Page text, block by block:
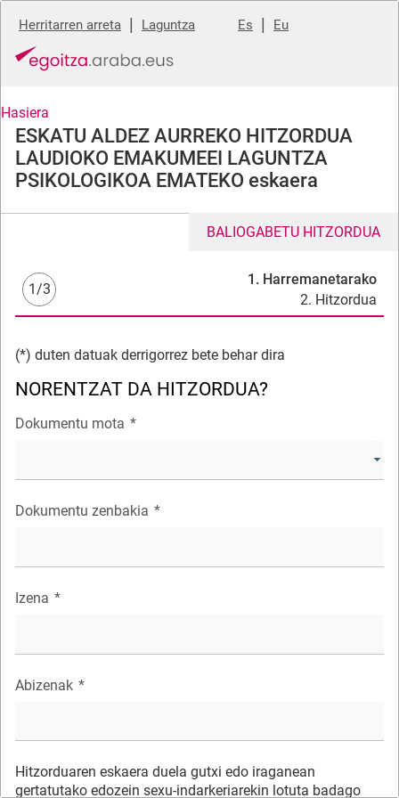
Herritarren arreta Laguntza Es Eu
Hasiera
ESKATU ALDEZ AURREKO HITZORDUA
LAUDIOKO EMAKUMEEI LAGUNTZA
PSIKOLOGIKOA EMATEKO eskaera
BALIOGABETU HITZORDUA
1/3
1. Harremanetarako
2. Hitzordua
(*) duten datuak derrigorrez bete behar dira
NORENTZAT DA HITZORDUA?
Dokumentu mota *
Dokumentu zenbakia *
Izena *
Abizenak *
Hitzorduaren eskaera duela gutxi edo iraganean
gertatutako edozein sexu-indarkeriarekin lotuta badago